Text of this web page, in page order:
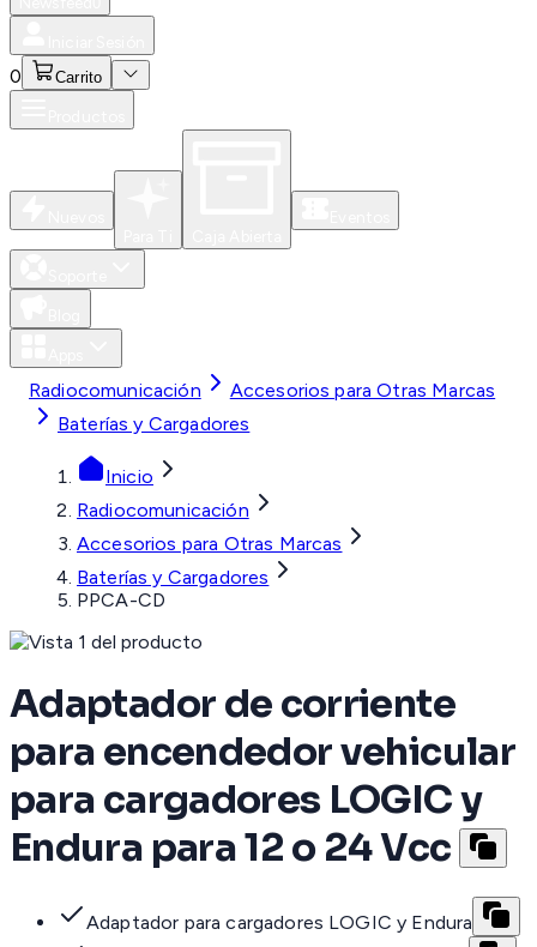
0 Carrito
Radiocomunicación
Accesorios para Otras Marcas
Baterías y Cargadores
Inicio
Radiocomunicación
Accesorios para Otras Marcas
Baterías y Cargadores
PPCA-CD
Adaptador de corriente
para encendedor vehicular
para cargadores LOGIC y
Endura para 12 o 24 Vcc
Adaptador para cargadores LOGIC y Endura